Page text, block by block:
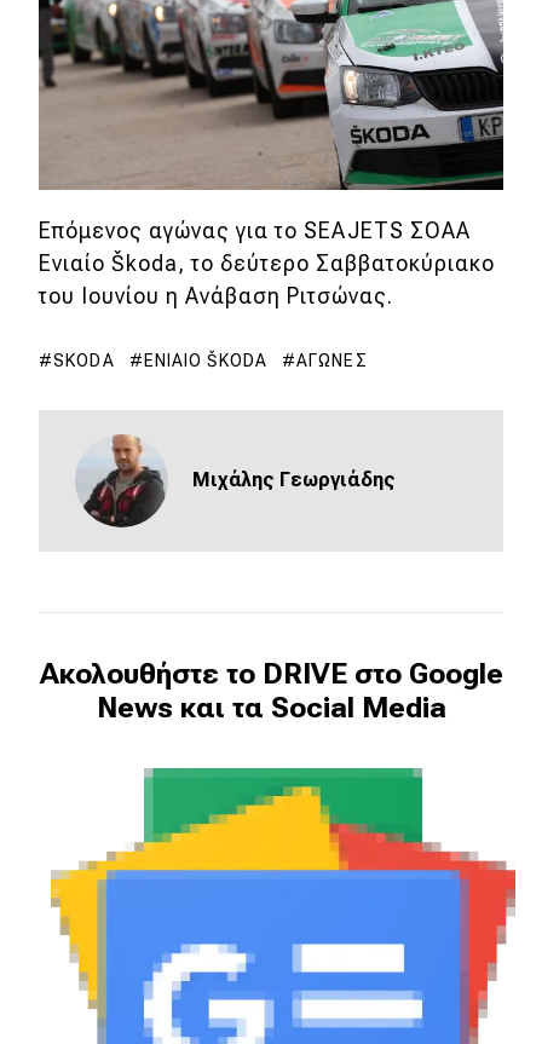
Επόμενος αγώνας για το SEAJETS ΣΟΑΑ
Ενιαίο Škoda, το δεύτερο Σαββατοκύριακο
του Ιουνίου η Ανάβαση Ριτσώνας.
SKODA ΕΝΙΑΊΟ ŠKODA ΑΓΏΝΕΣ
Mιχάλης Γεωργιάδης
Ακολουθήστε το DRIVE στο Google
News και τα Social Media